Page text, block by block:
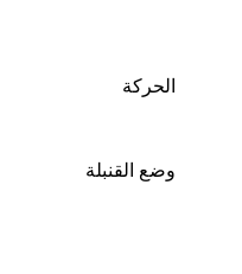
الحركة
وضع القنبلة